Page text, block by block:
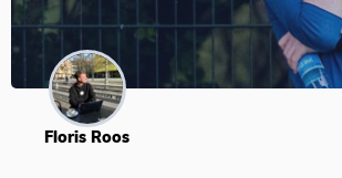
Floris Roos